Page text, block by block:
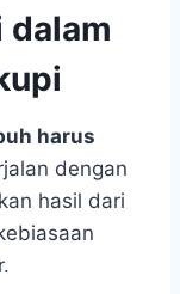
dalam
harus
dengan
hasil dari